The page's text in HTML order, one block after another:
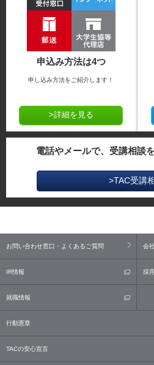
申込み方法は4つ
申し込み方法をご紹介します！
>詳細を見る
電話やメールで、受講相談
>TAC受講
お問い合わせ窓口・よくあるご質問 会
IR情報 採
就職情報
行動憲章
TACの安心宣言